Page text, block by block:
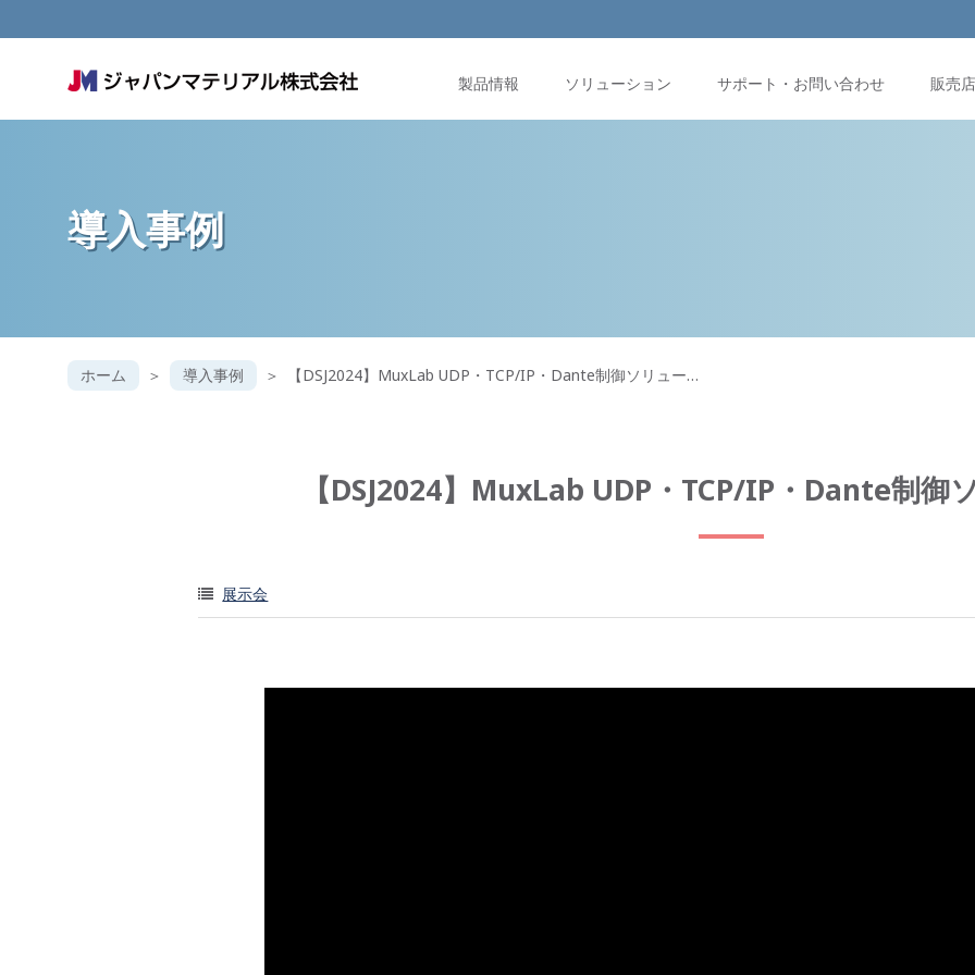
製品情報 ソリューション サポート・お問い合わせ 販売
導入事例
ホーム 導入事例 【DSJ2024】MuxLab UDP・TCP/IP・Dante制御ソリュー…
【DSJ2024】MuxLab UDP・TCP/IP・Dante制御
展示会